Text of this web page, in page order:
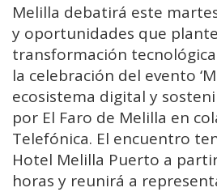
Melilla debatirá este
y oportunidades que
transformación
la celebración del evento
ecosistema digital y
por El Faro de Melilla en
Telefónica. El encuentro
Hotel Melilla Puerto a
horas y reunirá a